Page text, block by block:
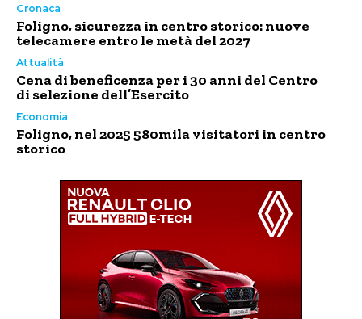
Cronaca
Foligno, sicurezza in centro storico: nuove
telecamere entro le metà del 2027
Attualità
Cena di beneficenza per i 30 anni del Centro
di selezione dell’Esercito
Economia
Foligno, nel 2025 580mila visitatori in centro
storico